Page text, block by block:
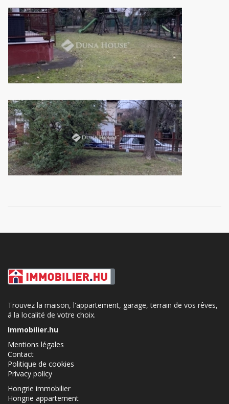
Trouvez la maison, l'appartement, garage, terrain de vos rêves,
á la localité de votre choix.
Immobilier.hu
Mentions légales
Contact
Politique de cookies
Privacy policy
Hongrie immobilier
Hongrie appartement